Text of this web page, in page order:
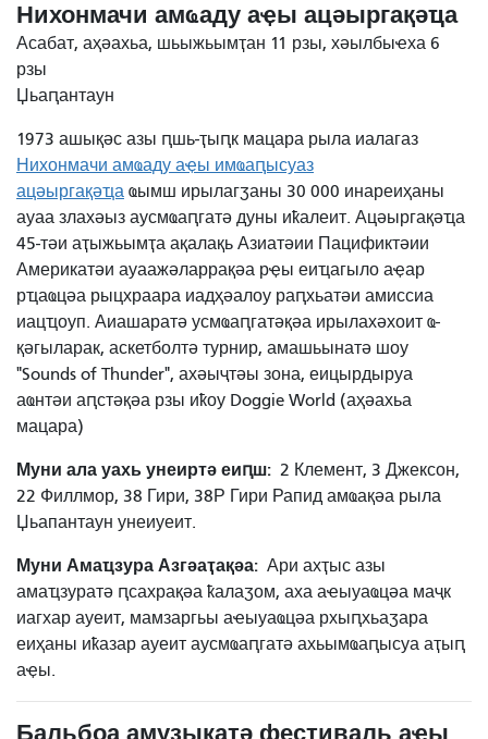
Нихонмачи амҩаду аҿы ацәыргақәҵа
Асабат, аҳәахьа, шьыжьымҭан 11 рзы, хәылбыҽха 6
рзы
Џьаԥантаун
1973 ашықәс азы ԥшь-ҭыԥк мацара рыла иалагаз
Нихонмачи амҩаду аҿы имҩаԥысуаз
ацәыргақәҵа ҩымш ирылагӡаны 30 000 инареиҳаны
ауаа злахәыз аусмҩаԥгатә дуны иҟалеит. Ацәыргақәҵа
45-тәи аҭыжьымҭа ақалақь Азиатәии Пацификтәии
Америкатәи ауаажәларрақәа рҿы еиҵагыло аҿар
рҵаҩцәа рыцхраара иадҳәалоу раԥхьатәи амиссиа
иацҵоуп. Аиашаратә усмҩаԥгатәқәа ирылахәхоит ҩ-
қәгыларак, аскетболтә турнир, амашьынатә шоу
"Sounds of Thunder", ахәыҷтәы зона, еицырдыруа
аҩнтәи аԥстәқәа рзы иҟоу Doggie World (аҳәахьа
мацара)
Муни ала уахь унеиртә еиԥш: 2 Клемент, 3 Джексон,
22 Филлмор, 38 Гири, 38Р Гири Рапид амҩақәа рыла
Џьапантаун унеиуеит.
Муни Амаҵзура Азгәаҭақәа: Ари ахҭыс азы
амаҵзуратә ԥсахрақәа ҟалаӡом, аха аҽыуаҩцәа маҷк
иагхар ауеит, мамзаргьы аҽыуаҩцәа рхыԥхьаӡара
еиҳаны иҟазар ауеит аусмҩаԥгатә ахьымҩаԥысуа аҭыԥ
аҿы.